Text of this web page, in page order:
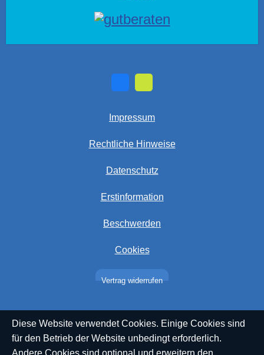
Impressum
Rechtliche Hinweise
Datenschutz
Erstinformation
Beschwerden
Cookies
Vertrag widerrufen
Diese Website verwendet Cookies. Einige Cookies sind
für den Betrieb der Website unbedingt erforderlich.
Andere Cookies sind optional und erweitern den